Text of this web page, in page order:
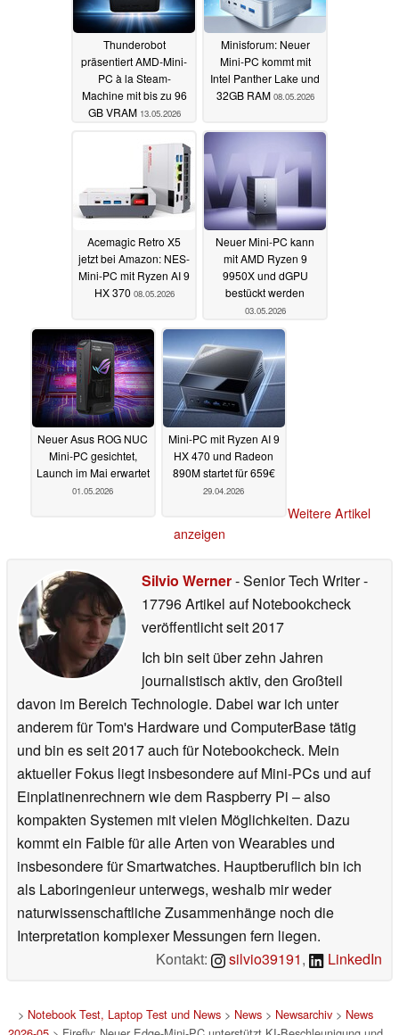
Thunderobot
präsentiert AMD-Mini-
PC à la Steam-
Machine mit bis zu 96
GB VRAM 13.05.2026
Minisforum: Neuer
Mini-PC kommt mit
Intel Panther Lake und
32GB RAM 08.05.2026
Acemagic Retro X5
jetzt bei Amazon: NES-
Mini-PC mit Ryzen AI 9
HX 370 08.05.2026
Neuer Mini-PC kann
mit AMD Ryzen 9
9950X und dGPU
bestückt werden
03.05.2026
Neuer Asus ROG NUC
Mini-PC gesichtet,
Launch im Mai erwartet
01.05.2026
Mini-PC mit Ryzen AI 9
HX 470 und Radeon
890M startet für 659€
29.04.2026
Weitere Artikel
anzeigen
Silvio Werner- Senior Tech Writer-
17796 Artikel auf Notebookcheck
veröffentlichtseit 2017
Ich bin seit über zehn Jahren
journalistisch aktiv, den Großteil
davon im Bereich Technologie. Dabei war ich unter
anderem für Tom's Hardware und ComputerBase tätig
und bin es seit 2017 auch für Notebookcheck. Mein
aktueller Fokus liegt insbesondere auf Mini-PCs und auf
Einplatinenrechnern wie dem Raspberry Pi – also
kompakten Systemen mit vielen Möglichkeiten. Dazu
kommt ein Faible für alle Arten von Wearables und
insbesondere für Smartwatches. Hauptberuflich bin ich
als Laboringenieur unterwegs, weshalb mir weder
naturwissenschaftliche Zusammenhänge noch die
Interpretation komplexer Messungen fern liegen.
Kontakt:
silvio39191, LinkedIn
> Notebook Test, Laptop Test und News> News> Newsarchiv> News